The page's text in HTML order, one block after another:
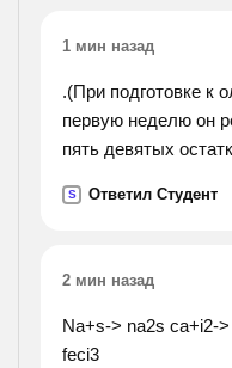
1 мин назад
.(При подготовке к
первую неделю он
пять девятых
S Ответил Студент
2 мин назад
Na+s-> na2s ca+i2-
feci3